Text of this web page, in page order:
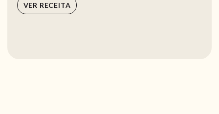
VER RECEITA